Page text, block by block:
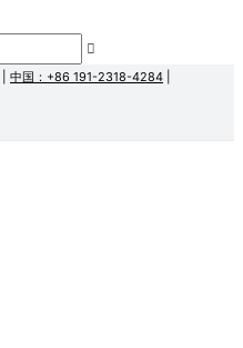
中国：+86 191-2318-4284